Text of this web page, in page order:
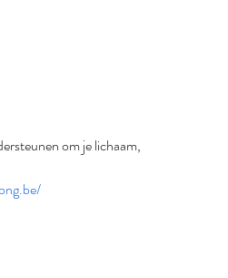
om je lichaam,